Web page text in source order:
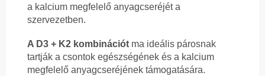
a kalcium megfelelő anyagcseréjét a
szervezetben.
A D3 + K2 kombinációt ma ideális párosnak
tartják a csontok egészségének és a kalcium
megfelelő anyagcseréjének támogatására.